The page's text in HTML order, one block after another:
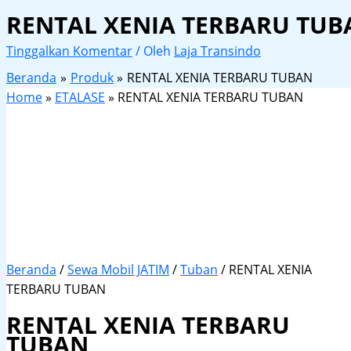
RENTAL XENIA TERBARU
Tinggalkan Komentar/ Oleh Laja Transindo
Beranda
Produk
RENTAL XENIA TERBARU TUBAN
Home» ETALASE » RENTAL XENIA TERBARU TUBAN
Beranda /Sewa Mobil JATIM /Tuban / RENTAL XENIA
TERBARU TUBAN
RENTAL XENIA TERBARU
TUBAN